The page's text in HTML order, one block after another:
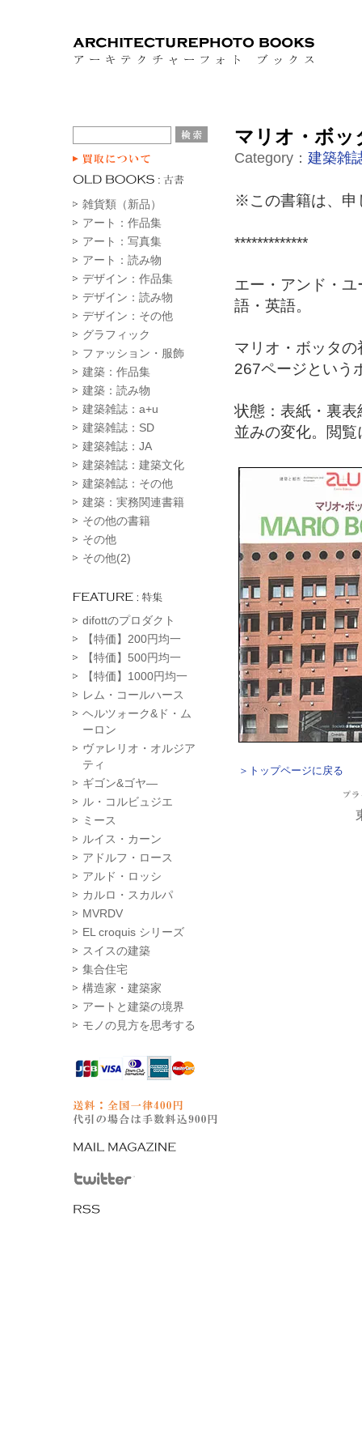
雑貨類（新品）
アート：作品集
アート：写真集
アート：読み物
デザイン：作品集
デザイン：読み物
デザイン：その他
グラフィック
ファッション・服飾
建築：作品集
建築：読み物
建築雑誌：a+u
建築雑誌：SD
建築雑誌：JA
建築雑誌：建築文化
建築雑誌：その他
建築：実務関連書籍
その他の書籍
その他
その他(2)
difottのプロダクト
【特価】200円均一
【特価】500円均一
【特価】1000円均一
レム・コールハース
ヘルツォーク&ド・ム
ーロン
ヴァレリオ・オルジア
ティ
ギゴン&ゴヤ―
ル・コルビュジエ
ミース
ルイス・カーン
アドルフ・ロース
アルド・ロッシ
カルロ・スカルパ
MVRDV
EL croquis シリーズ
スイスの建築
集合住宅
構造家・建築家
アートと建築の境界
モノの見方を思考する
マリオ・ボ
Category： 建築雑
※この書籍は、申
*************
エー・アンド・
語・英語。
マリオ・ボッタ
267ページという
状態：表紙・裏
並みの変化。閲
＞トップページに戻る